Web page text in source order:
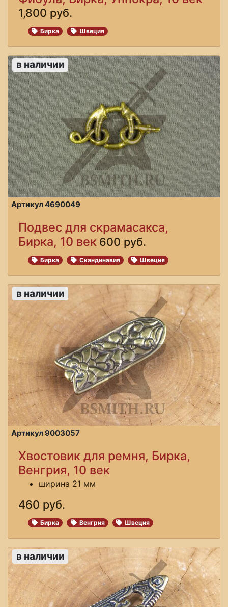
1,800 руб.
Бирка Швеция
Артикул 4690049
в наличии
Подвес для скрамасакса,
Бирка, 10 век 600 руб.
Бирка Скандинавия Швеция
Артикул 9003057
в наличии
Хвостовик для ремня, Бирка,
Венгрия, 10 век
ширина 21 мм
460 руб.
Бирка Венгрия Швеция
в наличии